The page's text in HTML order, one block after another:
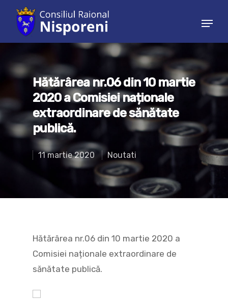
Hit enter to search or ESC to close
Hătărârea nr.06 din 10 martie
2020 a Comisiei naționale
extraordinare de sănătate
publică.
11 martie 2020 Noutati
Hătărârea nr.06 din 10 martie 2020 a
Comisiei naționale extraordinare de
sănătate publică.